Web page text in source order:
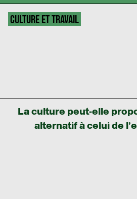
CULTURE ET TRAVAIL
La culture peut-elle
alternatif à celui de